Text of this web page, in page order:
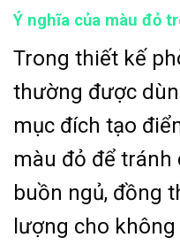
Ý nghĩa của màu đỏ
Trong thiết kế
thường được
mục đích tạo
màu đỏ để tránh
buồn ngủ, đồng
lượng cho